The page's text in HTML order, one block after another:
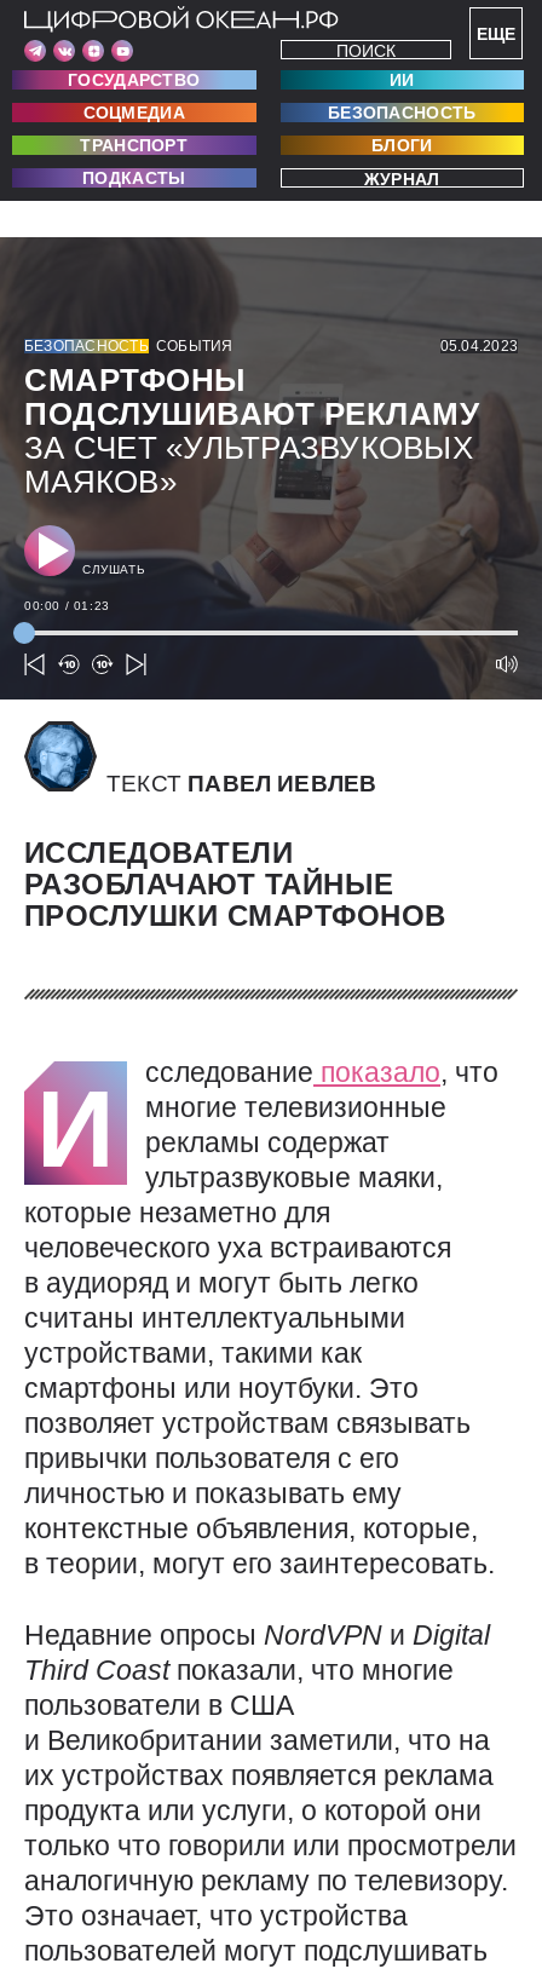
ЕЩЕ
ПОИСК
ГОСУДАРСТВО
ИИ
СОЦМЕДИА
БЕЗОПАСНОСТЬ
ТРАНСПОРТ
БЛОГИ
ПОДКАСТЫ
ЖУРНАЛ
БЕЗОПАСНОСТЬ СОБЫТИЯ 05.04.2023
СМАРТФОНЫ
ПОДСЛУШИВАЮТ РЕКЛАМУ
ЗА СЧЕТ «УЛЬТРАЗВУКОВЫХ
МАЯКОВ»
СЛУШАТЬ
00:00 / 01:23
ТЕКСТ ПАВЕЛ ИЕВЛЕВ
ИССЛЕДОВАТЕЛИ
РАЗОБЛАЧАЮТ ТАЙНЫЕ
ПРОСЛУШКИ СМАРТФОНОВ
И сследование показало, что
многие телевизионные
рекламы содержат
ультразвуковые маяки,
которые незаметно для
человеческого уха встраиваются
в аудиоряд и могут быть легко
считаны интеллектуальными
устройствами, такими как
смартфоны или ноутбуки. Это
позволяет устройствам связывать
привычки пользователя с его
личностью и показывать ему
контекстные объявления, которые,
в теории, могут его заинтересовать.
Недавние опросы NordVPN и Digital
Third Coast показали, что многие
пользователи в США
и Великобритании заметили, что на
их устройствах появляется реклама
продукта или услуги, о которой они
только что говорили или просмотрели
аналогичную рекламу по телевизору.
Это означает, что устройства
пользователей могут подслушивать